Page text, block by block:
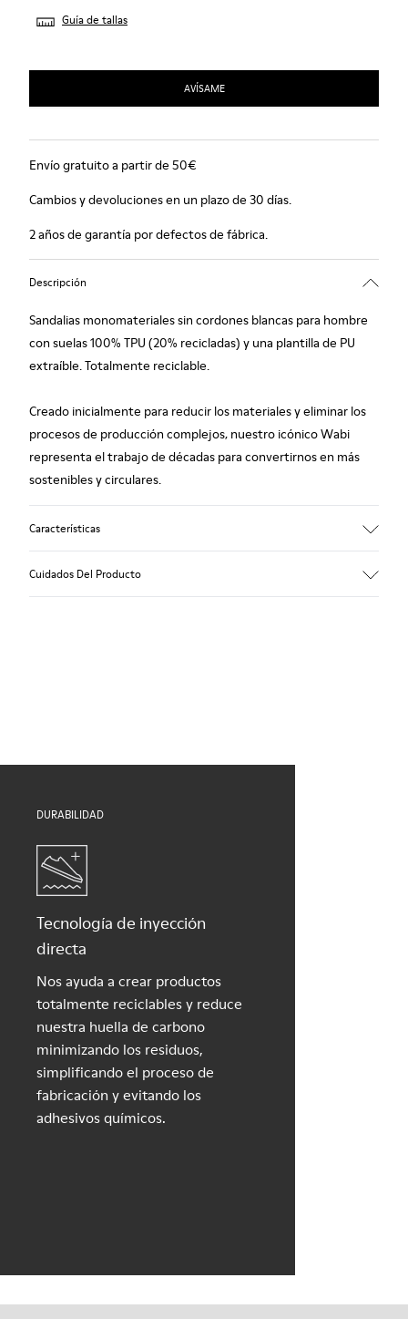
Guía de tallas
AVÍSAME
Envío gratuito a partir de 50€
Cambios y devoluciones en un plazo de 30 días.
2 años de garantía por defectos de fábrica.
Descripción
Sandalias monomateriales sin cordones blancas para hombre
con suelas 100% TPU (20% recicladas) y una plantilla de PU
extraíble. Totalmente reciclable.
Creado inicialmente para reducir los materiales y eliminar los
procesos de producción complejos, nuestro icónico Wabi
representa el trabajo de décadas para convertirnos en más
sostenibles y circulares.
Características
Cuidados Del Producto
DURABILIDAD
Tecnología de inyección
directa
Nos ayuda a crear productos
totalmente reciclables y reduce
nuestra huella de carbono
minimizando los residuos,
simplificando el proceso de
fabricación y evitando los
adhesivos químicos.